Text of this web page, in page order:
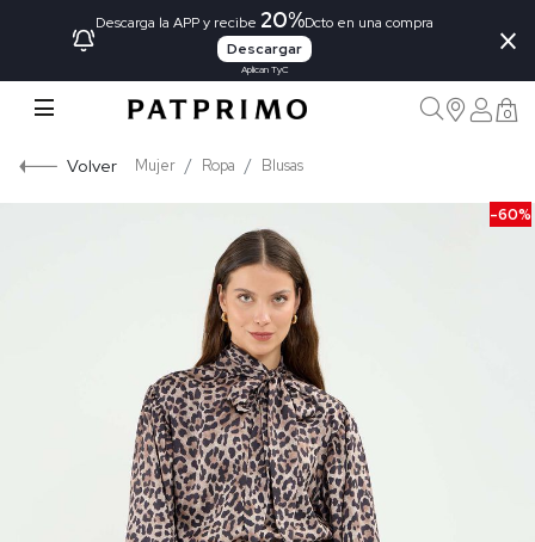
Descarga la APP y recibe 20%Dcto en una compra
Descargar
Aplican TyC
×
0
Volver Mujer Ropa Blusas
-60%